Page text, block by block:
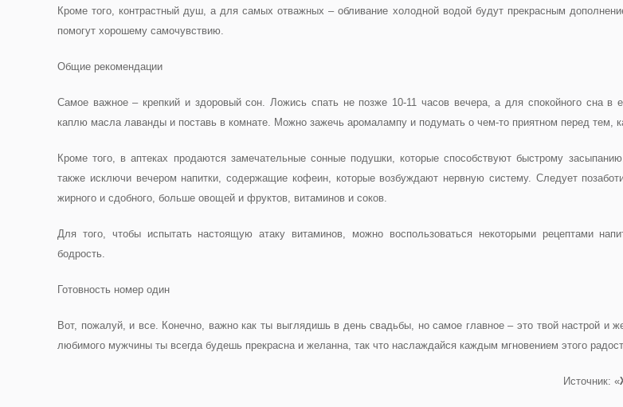
Кроме того, контрастный душ, а для самых отважных – обливание холодной водой будут прекрасным
помогут хорошему самочувствию.
Общие рекомендации
Самое важное – крепкий и здоровый сон. Ложись спать не позже 10-11 часов вечера, а для спокойного сна в
каплю масла лаванды и поставь в комнате. Можно зажечь аромалампу и подумать о чем-то приятном перед тем,
Кроме того, в аптеках продаются замечательные сонные подушки, которые способствуют быстрому
также исключи вечером напитки, содержащие кофеин, которые возбуждают нервную систему. Следует
жирного и сдобного, больше овощей и фруктов, витаминов и соков.
Для того, чтобы испытать настоящую атаку витаминов, можно воспользоваться некоторыми рецептами
бодрость.
Готовность номер один
Вот, пожалуй, и все. Конечно, важно как ты выглядишь в день свадьбы, но самое главное – это твой настрой и
любимого мужчины ты всегда будешь прекрасна и желанна, так что наслаждайся каждым мгновением этого
Источник: «